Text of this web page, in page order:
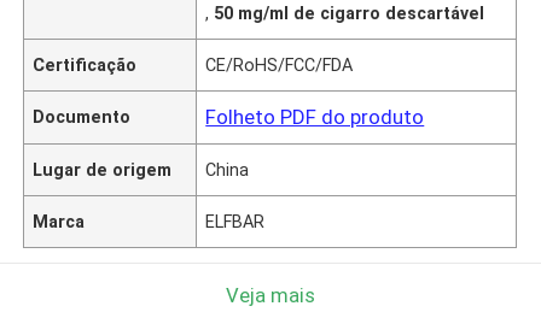
, 50 mg/ml de cigarro descartável
Certificação CE/RoHS/FCC/FDA
Documento Folheto PDF do produto
Lugar de origem China
Marca ELFBAR
Veja mais